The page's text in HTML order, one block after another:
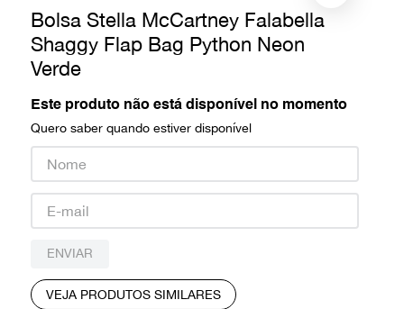
Bolsa Stella McCartney Falabella
Shaggy Flap Bag Python Neon
Verde
Este produto não está disponível no momento
Quero saber quando estiver disponível
ENVIAR
VEJA PRODUTOS SIMILARES
vestido
gucci
paula raia
valentino
burberry
prada
louis vuitton